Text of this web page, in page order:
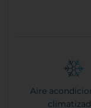
Aire